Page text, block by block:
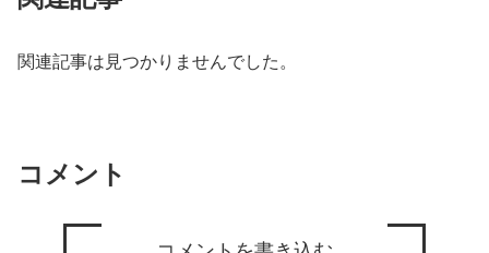
関連記事は見つかりませんでした。
コメント